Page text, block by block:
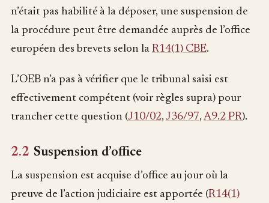
n’était pas habilité à la déposer, une suspension de
la procédure peut être demandée auprès de l’office
européen des brevets selon la R14(1) CBE.
L’OEB n’a pas à vérifier que le tribunal saisi est
effectivement compétent (voir règles supra) pour
trancher cette question (J10/02,J36/97,A9.2 PR).
2.2 Suspension d’office
La suspension est acquise d’office au jour où la
preuve de l’action judiciaire est apportée (R14(1)